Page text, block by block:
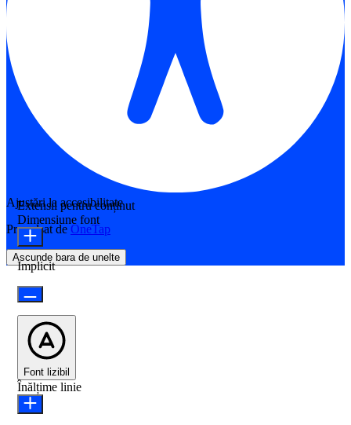
Ajustări la accesibilitate
Propulsat de OneTap
Ascunde bara de unelte
Extensii pentru conținut
Dimensiune font
Implicit
Font lizibil
Înălțime linie